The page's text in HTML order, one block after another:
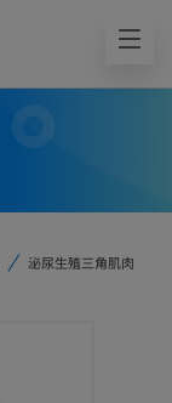
泌尿生殖三角肌肉